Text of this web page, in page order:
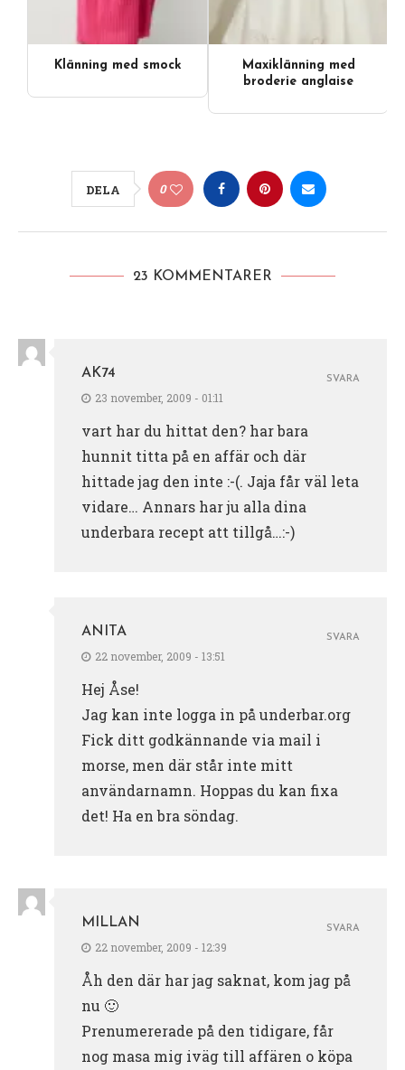
Klänning med smock
Maxiklänning med
broderie anglaise
DELA 0
23 KOMMENTARER
AK74
23 november, 2009 - 01:11
vart har du hittat den? har bara
hunnit titta på en affär och där
hittade jag den inte :-(. Jaja får väl leta
vidare… Annars har ju alla dina
underbara recept att tillgå…:-)
SVARA
ANITA
22 november, 2009 - 13:51
Hej Åse!
Jag kan inte logga in på underbar.org
Fick ditt godkännande via mail i
morse, men där står inte mitt
användarnamn. Hoppas du kan fixa
det! Ha en bra söndag.
SVARA
MILLAN
22 november, 2009 - 12:39
Åh den där har jag saknat, kom jag på
nu 🙂
Prenumererade på den tidigare, får
nog masa mig iväg till affären o köpa
SVARA